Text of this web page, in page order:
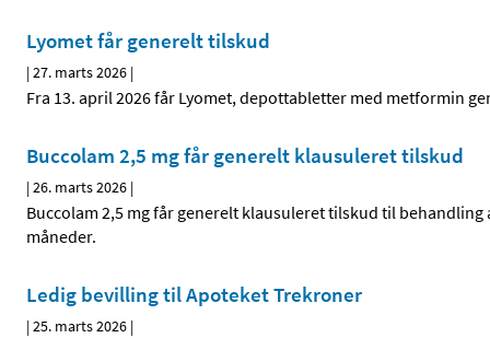
Lyomet får generelt tilskud
|27. marts 2026 |
Fra 13. april 2026 får Lyomet, depottabletter med metformin
Buccolam 2,5 mg får generelt klausuleret tilskud
|26. marts 2026 |
Buccolam 2,5 mg får generelt klausuleret tilskud til
måneder.
Ledig bevilling til Apoteket Trekroner
|25. marts 2026 |